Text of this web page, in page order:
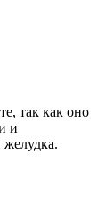
так как оно
и
желудка.